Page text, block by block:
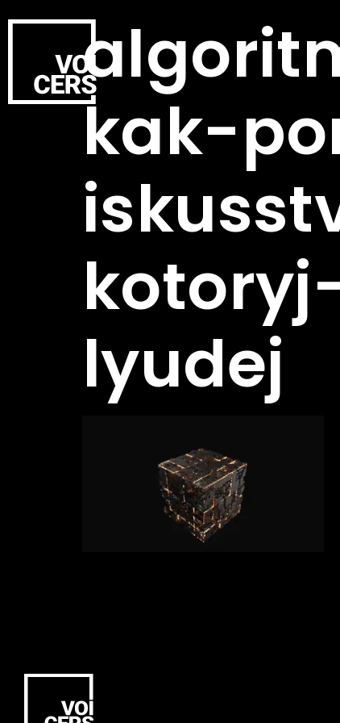
kak-
lyudej